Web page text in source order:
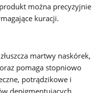
można precyzyjnie
kuracji.
martwy naskórek,
pomaga stopniowo
potrądzikowe i
depigmentujących